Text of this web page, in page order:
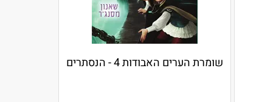
שומרת הערים האבודות 4 - הנסתרים